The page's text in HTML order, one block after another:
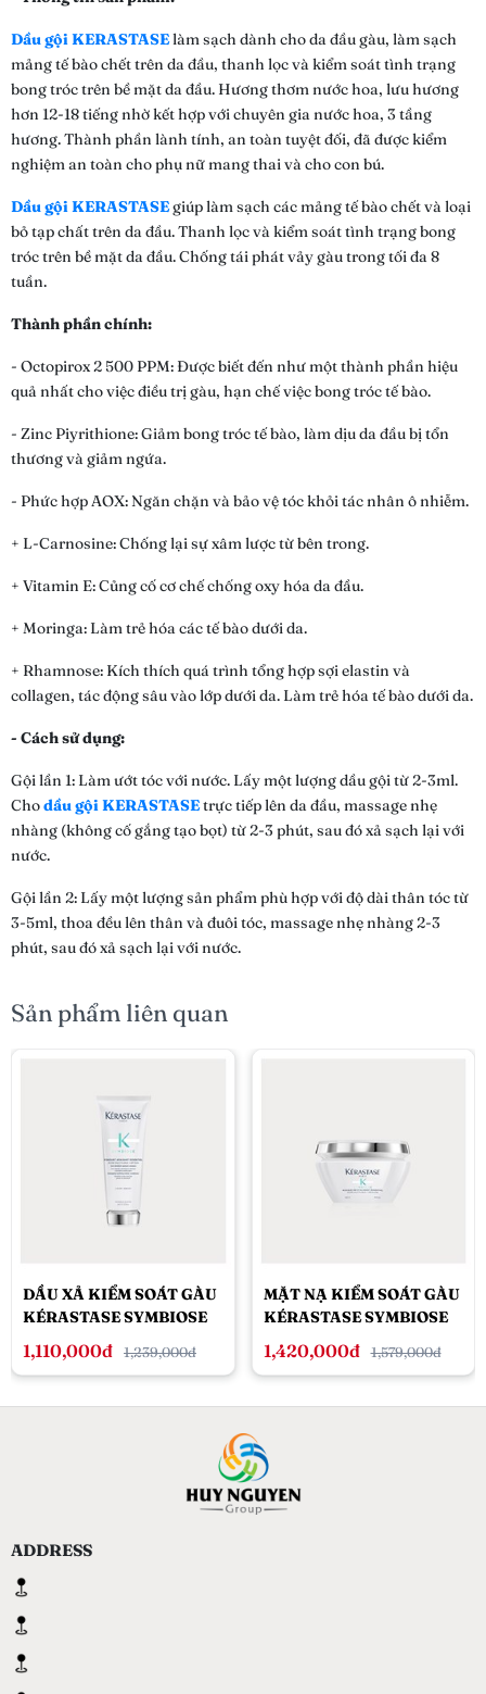
Dầu gội KERASTASElàm sạch dành cho da đầu gàu, làm sạch
mảng tế bào chết trên da đầu, thanh lọc và kiểm soát tình trạng
bong tróc trên bề mặt da đầu. Hương thơm nước hoa, lưu hương
hơn 12-18 tiếng nhờ kết hợp với chuyên gia nước hoa, 3 tầng
hương. Thành phần lành tính, an toàn tuyệt đối, đã được kiểm
nghiệm an toàn cho phụ nữ mang thai và cho con bú.
Dầu gội KERASTASEgiúp làm sạch các mảng tế bào chết và loại
bỏ tạp chất trên da đầu. Thanh lọc và kiểm soát tình trạng bong
tróc trên bề mặt da đầu. Chống tái phát vảy gàu trong tối đa 8
tuần.
Thành phần chính:
- Octopirox 2 500 PPM: Được biết đến như một thành phần hiệu
quả nhất cho việc điều trị gàu, hạn chế việc bong tróc tế bào.
- Zinc Piyrithione: Giảm bong tróc tế bào, làm dịu da đầu bị tổn
thương và giảm ngứa.
- Phức hợp AOX: Ngăn chặn và bảo vệ tóc khỏi tác nhân ô nhiễm.
+ L-Carnosine: Chống lại sự xâm lược từ bên trong.
+ Vitamin E: Củng cố cơ chế chống oxy hóa da đầu.
+ Moringa: Làm trẻ hóa các tế bào dưới da.
+ Rhamnose: Kích thích quá trình tổng hợp sợi elastin và
collagen, tác động sâu vào lớp dưới da. Làm trẻ hóa tế bào dưới da.
- Cách sử dụng:
Gội lần 1: Làm ướt tóc với nước. Lấy một lượng dầu gội từ 2-3ml.
Chodầu gội KERASTASEtrực tiếp lên da đầu, massage nhẹ
nhàng (không cố gắng tạo bọt) từ 2-3 phút, sau đó xả sạch lại với
nước.
Gội lần 2: Lấy một lượng sản phẩm phù hợp với độ dài thân tóc từ
3-5ml, thoa đều lên thân và đuôi tóc, massage nhẹ nhàng 2-3
phút, sau đó xả sạch lại với nước.
Sản phẩm liên quan
DẦU XẢ KIỂM SOÁT GÀU
KÉRASTASE SYMBIOSE
1,110,000đ 1,239,000đ
MẶT NẠ KIỂM SOÁT GÀU
KÉRASTASE SYMBIOSE
1,420,000đ 1,579,000đ
ADDRESS